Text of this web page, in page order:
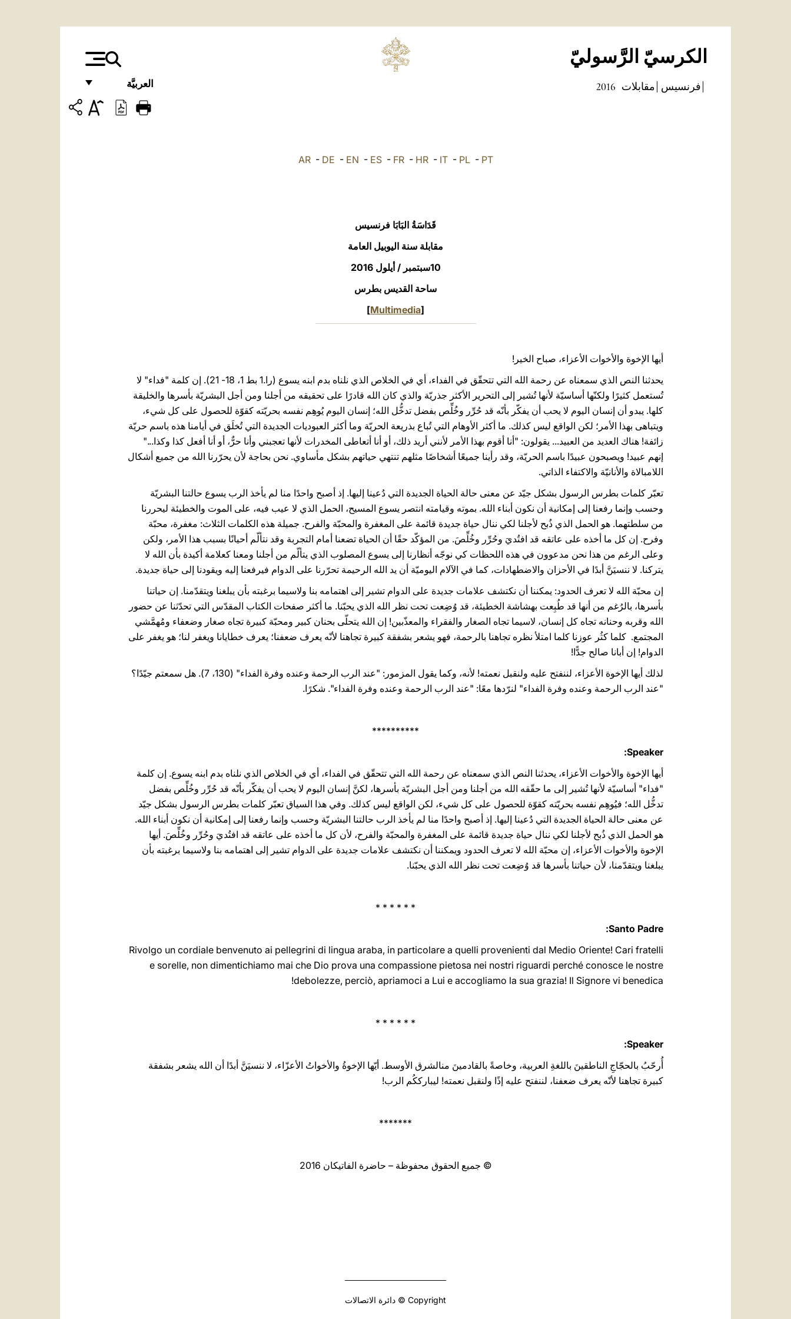
الكرسيّ الرَّسوليّ
العربيَّة
FRANÇAIS
فرنسيس مقابلات 2016
AR- DE - EN - ES- FR- HR- IT- PL- PT
قَدَاسَةُ البَابَا فرنسيس
مقابلة سنة اليوبيل العامة
10سبتمبر / أيلول 2016
ساحة القديس بطرس
[
Multimedia
]
أيها الإخوة والأخوات الأعزاء، صباح الخير!
يحدثنا النص الذي سمعناه عن رحمة الله التي تتحقّق في الفداء، أي في الخلاص الذي نلناه بدم ابنه يسوع (را.1 بط 1، 18- 21). إن كلمة "فداء" لا
تُستعمل كثيرًا ولكنّها أساسيّة لأنها تُشير إلى التحرير الأكثر جذريّة والذي كان الله قادرًا على تحقيقه من أجلنا ومن أجل البشريّة بأسرها والخليقة
كلها. يبدو أن إنسان اليوم لا يحب أن يفكّر بأنّه قد حُرِّر وخُلِّص بفضل تدخُّل الله؛ إنسان اليوم يُوهِم نفسه بحريّته كقوّة للحصول على كل شيء،
ويتباهى بهذا الأمر؛ لكن الواقع ليس كذلك. ما أكثر الأوهام التي تُباع بذريعة الحريّة وما أكثر العبوديات الجديدة التي تُخلَق في أيامنا هذه باسم حريّة
زائفة! هناك العديد من العبيد... يقولون: "أنا أقوم بهذا الأمر لأنني أريد ذلك، أو أنا أتعاطى المخدرات لأنها تعجبني وأنا حرٌّ، أو أنا أفعل كذا وكذا..."
إنهم عبيد! ويصبحون عبيدًا باسم الحريّة، وقد رأينا جميعًا أشخاصًا مثلهم تنتهي حياتهم بشكل مأساوي. نحن بحاجة لأن يحرّرنا الله من جميع أشكال
اللامبالاة والأنانيّة والاكتفاء الذاتي.
تعبّر كلمات بطرس الرسول بشكل جيّد عن معنى حالة الحياة الجديدة التي دُعينا إليها. إذ أصبح واحدًا منا لم يأخذ الرب يسوع حالتنا البشريّة
وحسب وإنما رفعنا إلى إمكانية أن نكون أبناء الله. بموته وقيامته انتصر يسوع المسيح، الحمل الذي لا عيب فيه، على الموت والخطيئة ليحررنا
من سلطتهما. هو الحمل الذي ذُبح لأجلنا لكي ننال حياة جديدة قائمة على المغفرة والمحبّة والفرح. جميلة هذه الكلمات الثلاث: مغفرة، محبّة
وفرح. إن كل ما أخذه على عاتقه قد افتُديَ وحُرِّر وخُلِّصَ. من المؤكّد حقًا أن الحياة تضعنا أمام التجربة وقد نتألّم أحيانًا بسبب هذا الأمر، ولكن
وعلى الرغم من هذا نحن مدعوون في هذه اللحظات كي نوجّه أنظارنا إلى يسوع المصلوب الذي يتألّم من أجلنا ومعنا كعلامة أكيدة بأن الله لا
يتركنا. لا ننسيَنَّ أبدًا في الأحزان والاضطهادات، كما في الآلام اليوميّة أن يد الله الرحيمة تحرّرنا على الدوام فيرفعنا إليه ويقودنا إلى حياة جديدة.
إن محبّة الله لا تعرف الحدود: يمكننا أن نكتشف علامات جديدة على الدوام تشير إلى اهتمامه بنا ولاسيما برغبته بأن يبلغنا ويتقدّمنا. إن حياتنا
بأسرها، بالرُغم من أنها قد طُبِعت بهشاشة الخطيئة، قد وُضِعت تحت نظر الله الذي يحبّنا. ما أكثر صفحات الكتاب المقدّس التي تحدّثنا عن حضور
الله وقربه وحنانه تجاه كل إنسان، لاسيما تجاه الصغار والفقراء والمعذّبين! إن الله يتحلّى بحنان كبير ومحبّة كبيرة تجاه صغار وضعفاء ومُهمَّشي
المجتمع. كلما كثُر عوزنا كلما امتلأ نظره تجاهنا بالرحمة، فهو يشعر بشفقة كبيرة تجاهنا لأنّه يعرف ضعفنا؛ يعرف خطايانا ويغفر لنا؛ هو يغفر على
الدوام! إن أبانا صالح جدًّا!
لذلك أيها الإخوة الأعزاء، لننفتح عليه ولنقبل نعمته! لأنه، وكما يقول المزمور: "عند الرب الرحمة وعنده وفرة الفداء" (130، 7). هل سمعتم جيّدًا؟
"عند الرب الرحمة وعنده وفرة الفداء" لنرّدها معًا: "عند الرب الرحمة وعنده وفرة الفداء". شكرًا.
**********
Speaker:
أيها الإخوة والأخوات الأعزاء، يحدثنا النص الذي سمعناه عن رحمة الله التي تتحقّق في الفداء، أي في الخلاص الذي نلناه بدم ابنه يسوع. إن كلمة
"فداء" أساسيّة لأنها تُشير إلى ما حقّقه الله من أجلنا ومن أجل البشريّة بأسرها، لكنَّ إنسان اليوم لا يحب أن يفكّر بأنّه قد حُرِّر وخُلِّص بفضل
تدخُّل الله؛ فيُوهِم نفسه بحريّته كقوّة للحصول على كل شيء، لكن الواقع ليس كذلك. وفي هذا السياق تعبّر كلمات بطرس الرسول بشكل جيّد
عن معنى حالة الحياة الجديدة التي دُعينا إليها. إذ أصبح واحدًا منا لم يأخذ الرب حالتنا البشريّة وحسب وإنما رفعنا إلى إمكانية أن نكون أبناء الله.
هو الحمل الذي ذُبح لأجلنا لكي ننال حياة جديدة قائمة على المغفرة والمحبّة والفرح، لأن كل ما أخذه على عاتقه قد افتُديَ وحُرِّر وخُلِّصَ. أيها
الإخوة والأخوات الأعزاء، إن محبّة الله لا تعرف الحدود ويمكننا أن نكتشف علامات جديدة على الدوام تشير إلى اهتمامه بنا ولاسيما برغبته بأن
يبلغنا ويتقدّمنا، لأن حياتنا بأسرها قد وُضِعت تحت نظر الله الذي يحبّنا.
* * * * * *
Santo Padre:
Rivolgo un cordiale benvenuto ai pellegrini di lingua araba, in particolare a quelli provenienti dal Medio Oriente! Cari fratelli
e sorelle, non dimentichiamo mai che Dio prova una compassione pietosa nei nostri riguardi perché conosce le nostre
debolezze, perciò, apriamoci a Lui e accogliamo la sua grazia! Il Signore vi benedica!
* * * * * *
Speaker:
أُرحّبُ بالحجّاجِ الناطقينَ باللغةِ العربية، وخاصةً بالقادمينَ منالشرق الأوسط. أيّها الإخوةُ والأخواتُ الأعزّاء، لا ننسيَنَّ أبدًا أن الله يشعر بشفقة
كبيرة تجاهنا لأنّه يعرف ضعفنا، لننفتح عليه إذًا ولنقبل نعمته! ليبارككُم الرب!
*******
© جميع الحقوق محفوظة – حاضرة الفاتيكان 2016
Copyright © دائرة الاتصالات